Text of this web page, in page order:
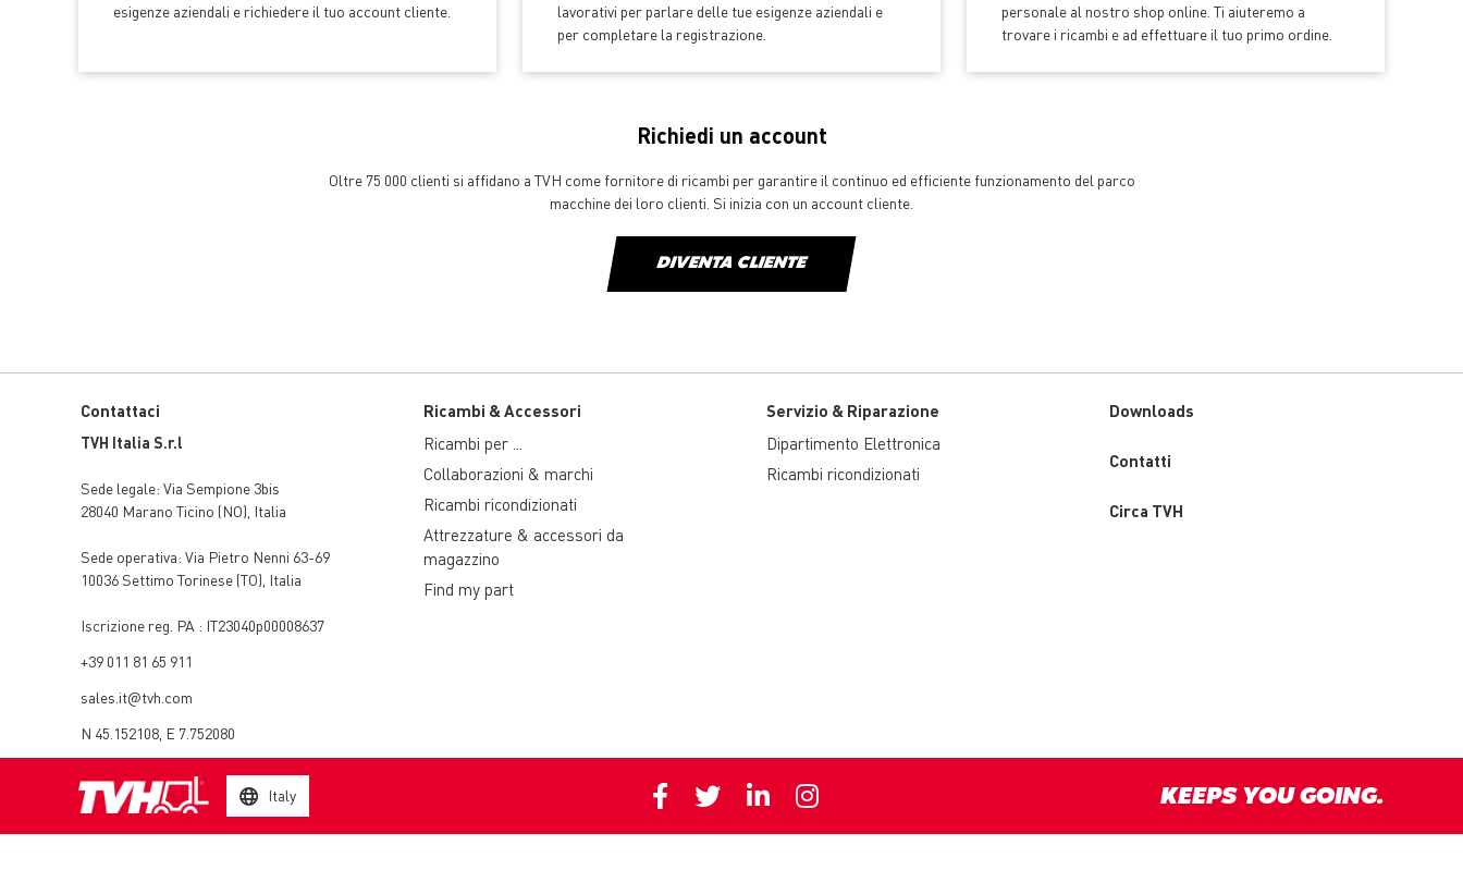
esigenze aziendali e richiedere il tuo account cliente.
lavorativi per parlare delle tue esigenze aziendali e
per completare la registrazione.
personale al nostro shop online. Ti aiuteremo a
trovare i ricambi e ad effettuare il tuo primo ordine.
Richiedi un account
Oltre 75 000 clienti si affidano a TVH come fornitore di ricambi per garantire il continuo ed efficiente funzionamento del parco
macchine dei loro clienti. Si inizia con un account cliente.
DIVENTA CLIENTE
Contattaci
TVH Italia S.r.l
Sede legale: Via Sempione 3bis
28040 Marano Ticino (NO) Italia
Sede operativa: Via Pietro Nenni 63-69
10036 Settimo Torinese (TO) Italia
Iscrizione reg. PA : IT23040p00008637
+39 011 81 65 911
sales.it@tvh.com
N 45.152108, E 7.752080
Ricambi & Accessori
Ricambi per ...
Collaborazioni & marchi
Ricambi ricondizionati
Attrezzature & accessori da
magazzino
Find my part
Servizio & Riparazione
Dipartimento Elettronica
Ricambi ricondizionati
Downloads
Custom
Contatti
Circa TVH
Italy KEEPS YOU GOING.